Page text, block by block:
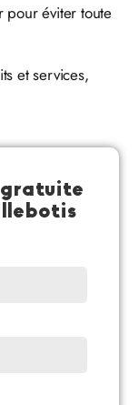
éviter toute
et services,
gratuite